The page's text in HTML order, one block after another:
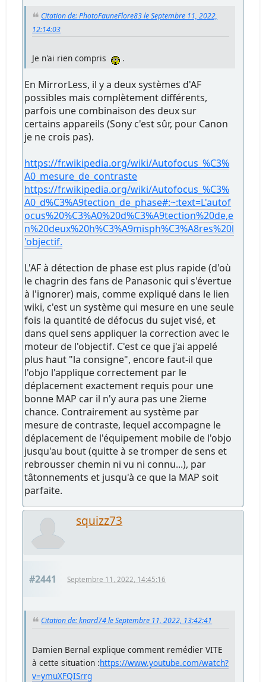
Citation de: PhotoFauneFlore83 le Septembre 11, 2022,
12:14:03
Je n'ai rien compris .
En MirrorLess, il y a deux systèmes d'AF
possibles mais complètement différents,
parfois une combinaison des deux sur
certains appareils (Sony c'est sûr, pour Canon
je ne crois pas).
https://fr.wikipedia.org/wiki/Autofocus_%C3%
A0_mesure_de_contraste
https://fr.wikipedia.org/wiki/Autofocus_%C3%
A0_d%C3%A9tection_de_phase#:~:text=L'autof
ocus%20%C3%A0%20d%C3%A9tection%20de,e
n%20deux%20h%C3%A9misph%C3%A8res%20l
'objectif.
L'AF à détection de phase est plus rapide (d'où
le chagrin des fans de Panasonic qui s'évertue
à l'ignorer) mais, comme expliqué dans le lien
wiki, c'est un système qui mesure en une seule
fois la quantité de défocus du sujet visé, et
dans quel sens appliquer la correction avec le
moteur de l'objectif. C'est ce que j'ai appelé
plus haut "la consigne", encore faut-il que
l'objo l'applique correctement par le
déplacement exactement requis pour une
bonne MAP car il n'y aura pas une 2ieme
chance. Contrairement au système par
mesure de contraste, lequel accompagne le
déplacement de l'équipement mobile de l'objo
jusqu'au bout (quitte à se tromper de sens et
rebrousser chemin ni vu ni connu...), par
tâtonnements et jusqu'à ce que la MAP soit
parfaite.
squizz73
#2441 Septembre 11, 2022, 14:45:16
Citation de: knard74 le Septembre 11, 2022, 13:42:41
Damien Bernal explique comment remédier VITE
à cette situation :https://www.youtube.com/watch?
v=ymuXFQISrrg